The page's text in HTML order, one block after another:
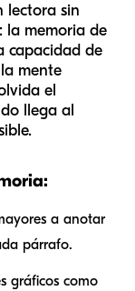
lectora sin
la memoria de
capacidad de
mente
el
llega al
a anotar
párrafo.
gráficos como